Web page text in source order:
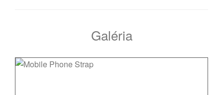
Galéria